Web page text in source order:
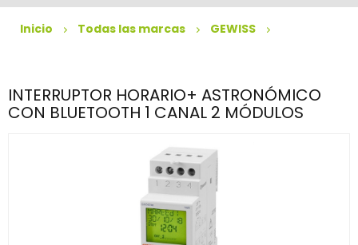
Inicio Todas las marcas GEWISS
INTERRUPTOR HORARIO+ ASTRONÓMICO
CON BLUETOOTH 1 CANAL 2 MÓDULOS